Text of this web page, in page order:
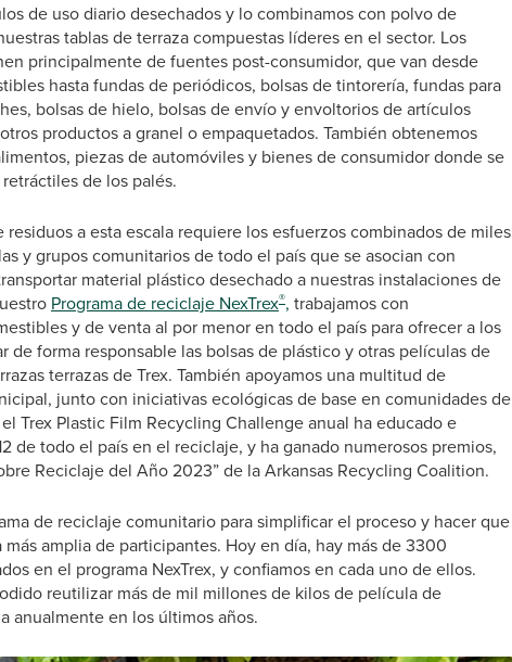
de uso diario desechados y lo combinamos con polvo de
tablas de terraza compuestas líderes en el sector. Los
principalmente de fuentes post-consumidor, que van desde
hasta fundas de periódicos, bolsas de tintorería, fundas para
bolsas de hielo, bolsas de envío y envoltorios de artículos
productos a granel o empaquetados. También obtenemos
piezas de automóviles y bienes de consumidor donde se
de los palés.
a esta escala requiere los esfuerzos combinados de miles
y grupos comunitarios de todo el país que se asocian con
material plástico desechado a nuestras instalaciones de
Programa de reciclaje NexTrex®, trabajamos con
y de venta al por menor en todo el país para ofrecer a los
forma responsable las bolsas de plástico y otras películas de
terrazas de Trex. También apoyamos una multitud de
junto con iniciativas ecológicas de base en comunidades de
Trex Plastic Film Recycling Challenge anual ha educado e
de todo el país en el reciclaje, y ha ganado numerosos premios,
Reciclaje del Año 2023” de la Arkansas Recycling Coalition.
de reciclaje comunitario para simplificar el proceso y hacer que
amplia de participantes. Hoy en día, hay más de 3300
en el programa NexTrex, y confiamos en cada uno de ellos.
reutilizar más de mil millones de kilos de película de
anualmente en los últimos años.